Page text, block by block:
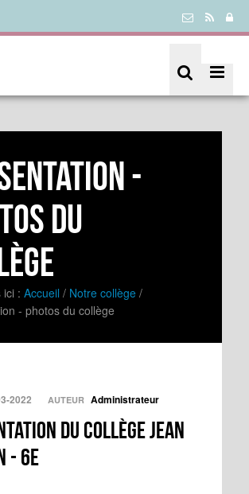
-
du
ici : Accueil / Notre collège /
- photos du collège
2022 AUTEUR Administrateur
du collège Jean
- 6e